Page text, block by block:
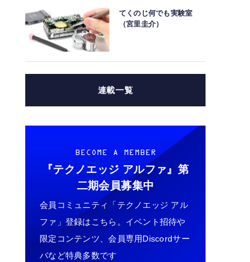
てくのじ何でも実験室
（宮里圭介）
連載一覧
BECOME A MEMBER
『テクノエッジ アルファ』 第
二期会員募集中
会員コミュニティ「テクノエッジ アル
ファ」登録はこちら。イベント招待や
限定コンテンツ、会員専用Discordサー
バなど特典多数です